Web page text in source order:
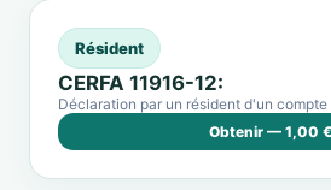
Résident
CERFA 11916-12:
Déclaration par un résident d'un
Obtenir — 1,00 €